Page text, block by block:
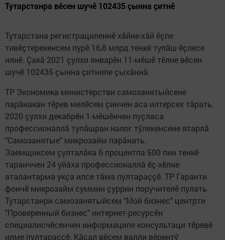
Тутарстанра вӗсен шучӗ 102435 ҫынна ҫитнӗ
Тутарстана регистрациленнӗ хӑйне-хӑй ӗҫпе
тивӗҫтерекенсем пурӗ 16,8 млрд тенкӗ тупӑш ӗҫлесе
илнӗ. Ҫакӑ 2021 ҫулхи январӗн 11-мӗшӗ тӗлне вӗсен
шучӗ 102435 ҫынна ҫитнипе ҫыхӑннӑ.
ТР Экономика министерстви самозанятыйсене
парӑнакан тӗрев мелӗсем ҫинчен аса илтерсех тӑрать.
2020 ҫулхи декабрӗн 1-мӗшӗнчен пуҫласа
профессионаллӑ тупӑшран налог тӳлекенсене ятарлӑ
"Самозанятые" микрозайм парӑнать.
Заемщиксем ҫулталӑка 6 процентпа 500 пин тенкӗ
таранччен 24 уйӑха профессионаллӑ ӗҫ-хӗлне
аталантарма укҫа илсе тӑма пултараҫҫӗ. ТР Гаранти
фончӗ микрозайм суммин ҫуррин поручителӗ пулать.
Тутарстанри самозанятыйсем "Мой бизнес" центрти
"Проверенный бизнес" интернет-ресурсӗн
специалисчӗсенчен информаципе консультаци тӗревӗ
илме пултараҫҫӗ. Кӑҫал вӗсем валли вӗрентӳ